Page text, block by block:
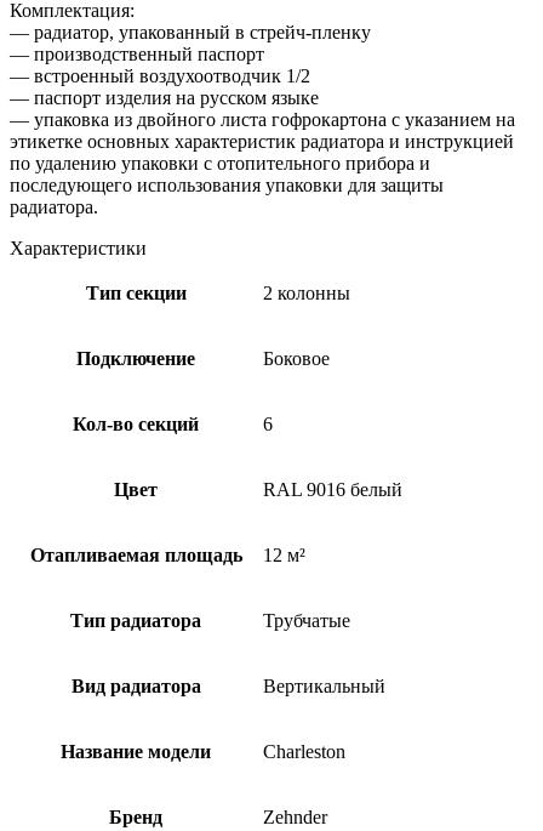
Комплектация:
— радиатор, упакованный в стрейч-пленку
— производственный паспорт
— встроенный воздухоотводчик 1/2
— паспорт изделия на русском языке
— упаковка из двойного листа гофрокартона с указанием на
этикетке основных характеристик радиатора и инструкцией
по удалению упаковки с отопительного прибора и
последующего использования упаковки для защиты
радиатора.
Характеристики
Тип секции 2 колонны
Подключение Боковое
Кол-во секций 6
Цвет RAL 9016 белый
Отапливаемая площадь 12 м²
Тип радиатора Трубчатые
Вид радиатора Вертикальный
Название модели Charleston
Бренд Zehnder